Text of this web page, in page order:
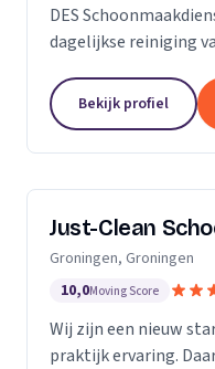
DES
dagelijkse reiniging
ervaring in de glas-
Bekijk profiel
Just-Clean
Groningen, Groningen
10,0Moving Score
Wij zijn een nieuw
praktijk ervaring.